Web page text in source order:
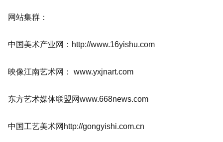
网站集群：
中国美术产业网：http://www.16yishu.com
映像江南艺术网： www.yxjnart.com
东方艺术媒体联盟网www.668news.com
中国工艺美术网http://gongyishi.com.cn